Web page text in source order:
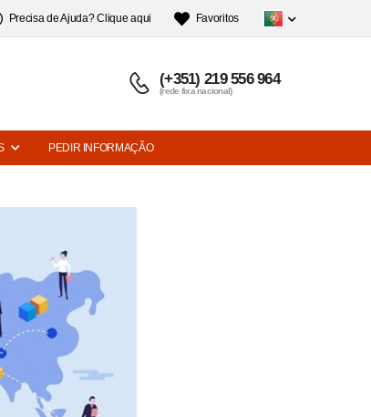
Precisa de Ajuda? Clique aqui Favoritos
(+351) 219 556 964
(rede fixa nacional)
PEDIR INFORMAÇÃO